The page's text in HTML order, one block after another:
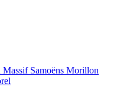
Massif Samoëns Morillon